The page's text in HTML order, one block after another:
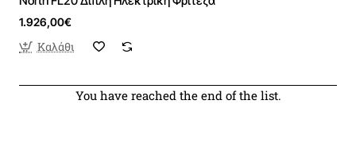
1.926,00€
Καλάθι
You have reached the end of the list.